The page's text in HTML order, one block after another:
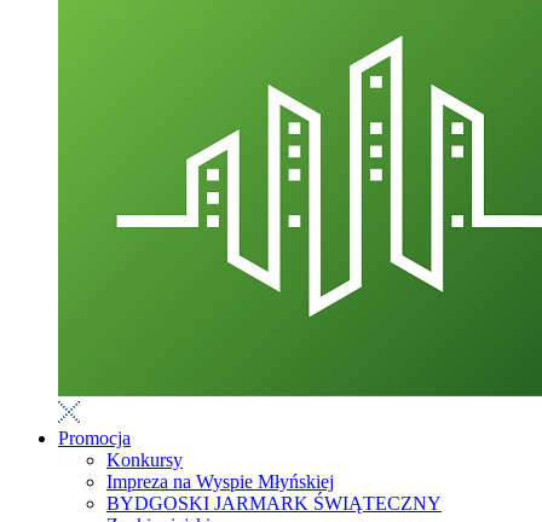
Promocja
Konkursy
Impreza na Wyspie Młyńskiej
BYDGOSKI JARMARK ŚWIĄTECZNY